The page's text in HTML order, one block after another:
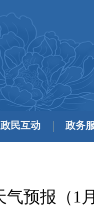
政民互动 政务
预报（1